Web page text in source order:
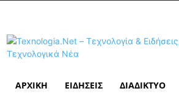
ΑΡΧΙΚΉ ΕΙΔΉΣΕΙΣ ΔΙΑΔΊΚΤΥΟ